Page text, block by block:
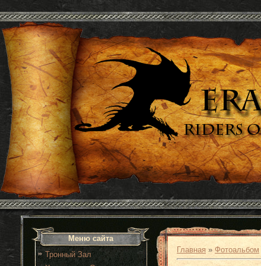
Меню сайта
Тронный Зал
Главная » Фотоальбом